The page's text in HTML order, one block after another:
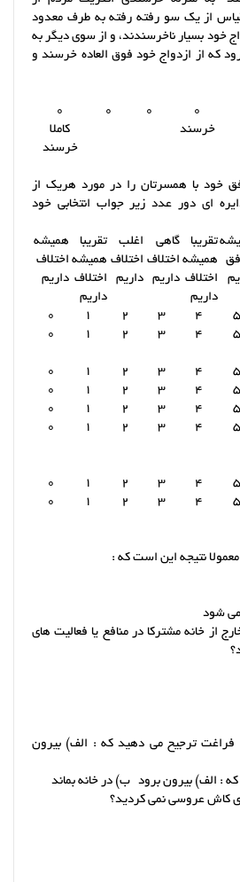
از یک سو رفته رفته به طرف معدود
خود بسیار ناخرسندند، و از سوی دیگر به
که از ازدواج خود فوق العاده خرسند و
0
0
0
0
خرسند
کاملا
خرسند
خود با همسرتان را در مورد هریک از
ای دور عدد زیر جواب انتخابی خود
تقریبا
همیشه
اختلاف
داریم
گاهی
اختلاف
داریم
اغلب
اختلاف
داریم
تقریبا
همیشه
اختلاف
داریم
همیشه
اختلاف
داریم
5
4
3
2
1
0
5
4
3
2
1
0
5
4
3
2
1
0
5
4
3
2
1
0
5
4
3
2
1
0
5
4
3
2
1
0
5
4
3
2
1
0
5
4
3
2
1
0
می شود
از خانه مشترکا در منافع یا فعالیت های
فراغت ترجیح می دهید که : الف) بیرون
: الف) بیرون برود ب) در خانه بماند